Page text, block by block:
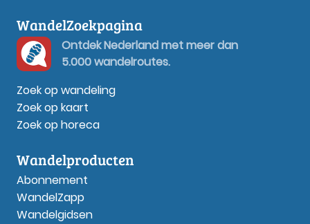
WandelZoekpagina
Ontdek Nederland met meer dan
5.000 wandelroutes.
Zoek op wandeling
Zoek op kaart
Zoek op horeca
Wandelproducten
Abonnement
WandelZapp
Wandelgidsen